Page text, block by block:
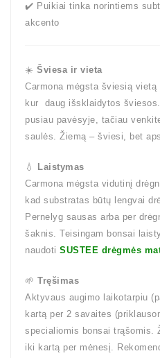
✔️ Puikiai tinka norintiems
akcento
☀️ Šviesa ir vieta
Carmona mėgsta šviesią
kur daug išsklaidytos
pusiau pavėsyje, tačiau
saulės. Žiemą – šviesi, bet
💧
Laistymas
Carmona mėgsta vidutinį
kad substratas būtų lengvai
Pernelyg sausas arba per
šaknis. Teisingam bonsai
naudoti SUSTEE drėgmės
🌱 Tręšimas
Aktyvaus augimo laikotarpiu
kartą per 2 savaites
specialiomis bonsai trąšomis.
iki kartą per mėnesį.